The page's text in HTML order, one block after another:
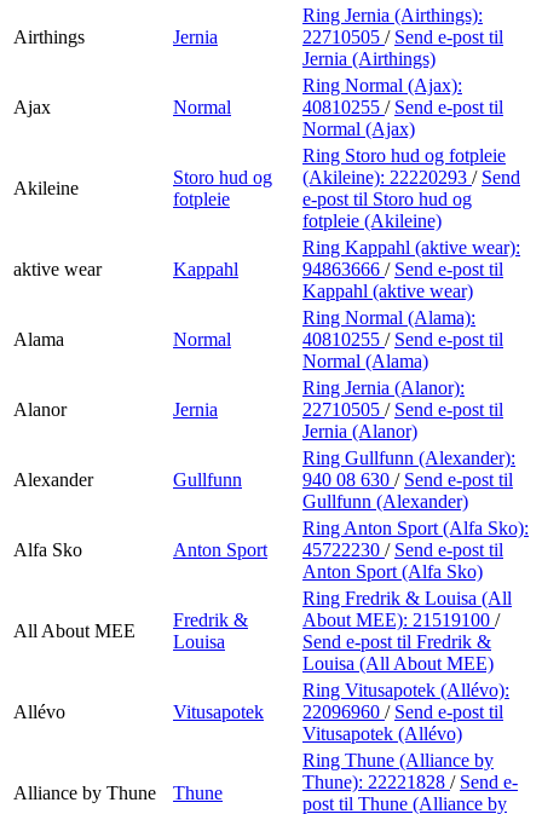
Airthings Jernia
Ring Jernia (Airthings):
22710505 / Send e-post til
Jernia (Airthings)
Ajax Normal
Ring Normal (Ajax):
40810255 / Send e-post til
Normal (Ajax)
Akileine
Storo hud og
fotpleie
Ring Storo hud og fotpleie
(Akileine): 22220293 / Send
e-post til Storo hud og
fotpleie (Akileine)
aktive wear Kappahl
Ring Kappahl (aktive wear):
94863666 / Send e-post til
Kappahl (aktive wear)
Alama Normal
Ring Normal (Alama):
40810255 / Send e-post til
Normal (Alama)
Alanor Jernia
Ring Jernia (Alanor):
22710505 / Send e-post til
Jernia (Alanor)
Alexander Gullfunn
Ring Gullfunn (Alexander):
940 08 630 / Send e-post til
Gullfunn (Alexander)
Alfa Sko Anton Sport
Ring Anton Sport (Alfa Sko):
45722230 / Send e-post til
Anton Sport (Alfa Sko)
All About MEE
Fredrik &
Louisa
Ring Fredrik & Louisa (All
About MEE): 21519100 /
Send e-post til Fredrik &
Louisa (All About MEE)
Allévo Vitusapotek
Ring Vitusapotek (Allévo):
22096960 / Send e-post til
Vitusapotek (Allévo)
Alliance by Thune Thune
Ring Thune (Alliance by
Thune): 22221828 / Send e-
post til Thune (Alliance by